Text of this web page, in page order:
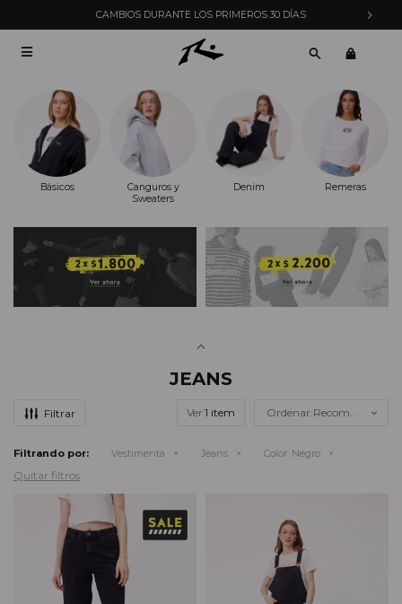
CAMBIOS DURANTE LOS PRIMEROS 30 DÍAS

Básicos
Canguros y
Sweaters
Denim Remeras
JEANS
Ver Recomendados
Filtrando por: Vestimenta Jeans Color: Negro
Quitar filtros